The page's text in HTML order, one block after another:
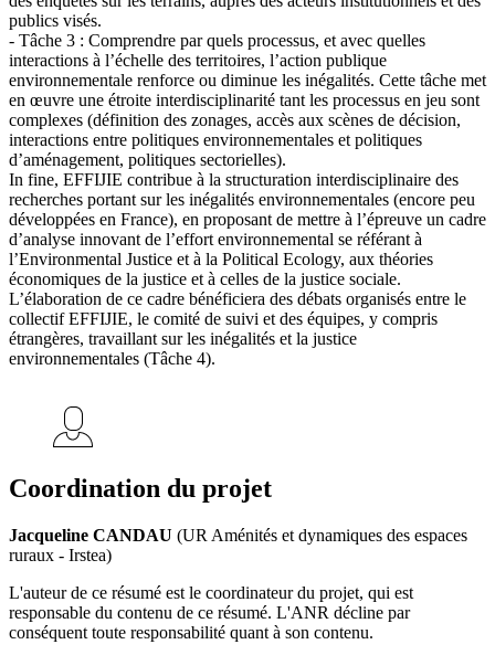
publics visés.
- Tâche 3 : Comprendre par quels processus, et avec quelles
interactions à l’échelle des territoires, l’action publique
environnementale renforce ou diminue les inégalités. Cette tâche met
en œuvre une étroite interdisciplinarité tant les processus en jeu sont
complexes (définition des zonages, accès aux scènes de décision,
interactions entre politiques environnementales et politiques
d’aménagement, politiques sectorielles).
In fine, EFFIJIE contribue à la structuration interdisciplinaire des
recherches portant sur les inégalités environnementales (encore peu
développées en France), en proposant de mettre à l’épreuve un cadre
d’analyse innovant de l’effort environnemental se référant à
l’Environmental Justice et à la Political Ecology, aux théories
économiques de la justice et à celles de la justice sociale.
L’élaboration de ce cadre bénéficiera des débats organisés entre le
collectif EFFIJIE, le comité de suivi et des équipes, y compris
étrangères, travaillant sur les inégalités et la justice
environnementales (Tâche 4).
Coordination du projet
Jacqueline CANDAU (UR Aménités et dynamiques des espaces
ruraux - Irstea)
L'auteur de ce résumé est le coordinateur du projet, qui est
responsable du contenu de ce résumé. L'ANR décline par
conséquent toute responsabilité quant à son contenu.